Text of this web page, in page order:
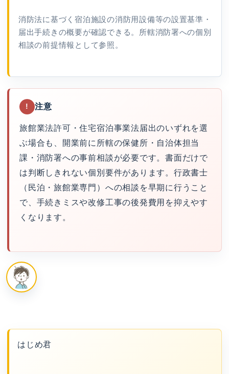
消防法に基づく宿泊施設の消防用設備等の設置基準・
届出手続きの概要が確認できる。所轄消防署への個別
相談の前提情報として参照。
! 注意
旅館業法許可・住宅宿泊事業法届出のいずれを選
ぶ場合も、開業前に所轄の保健所・自治体担当
課・消防署への事前相談が必要です。書面だけで
は判断しきれない個別要件があります。行政書士
（民泊・旅館業専門）への相談を早期に行うこと
で、手続きミスや改修工事の後発費用を抑えやす
くなります。
はじめ君